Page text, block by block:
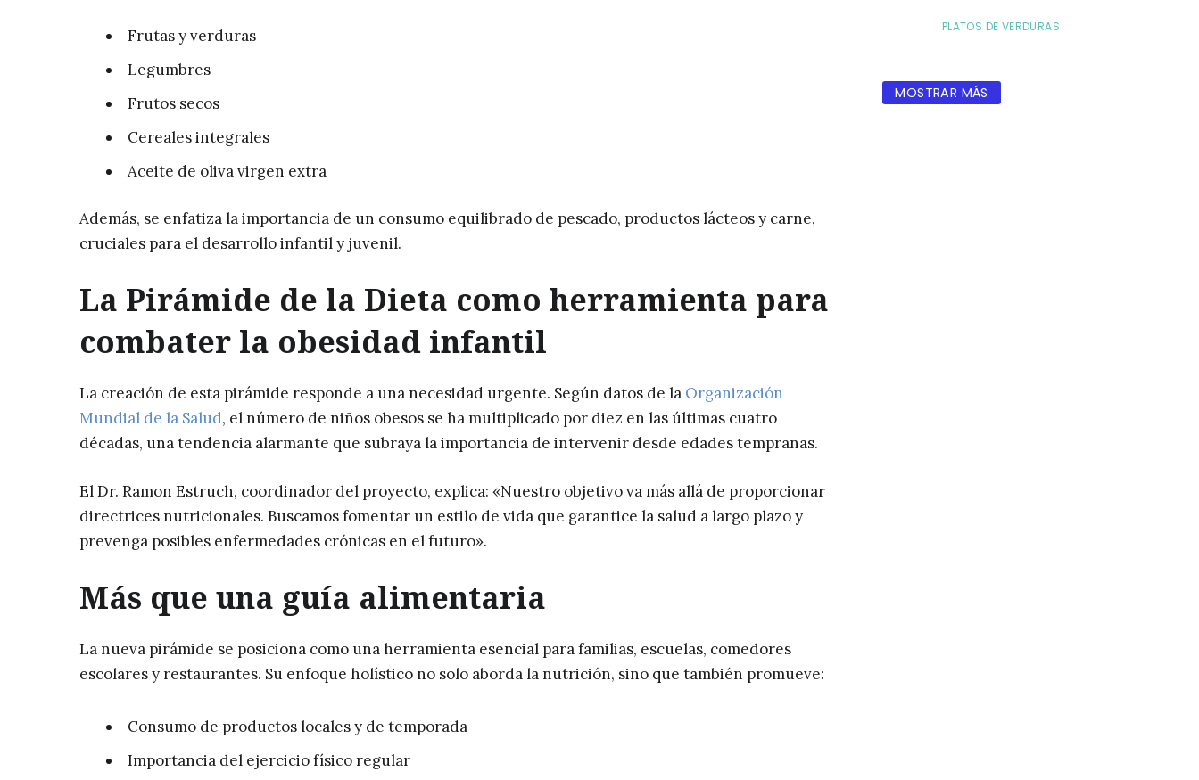
Frutas y verduras
Legumbres
Frutos secos
Cereales integrales
Aceite de oliva virgen extra
Además, se enfatiza la importancia de un consumo equilibrado de pescado, productos lácteos y carne,
cruciales para el desarrollo infantil y juvenil.
La Pirámide de la Dieta como herramienta para
combater la obesidad infantil
La creación de esta pirámide responde a una necesidad urgente. Según datos de la Organización
Mundial de la Salud, el número de niños obesos se ha multiplicado por diez en las últimas cuatro
décadas, una tendencia alarmante que subraya la importancia de intervenir desde edades tempranas.
El Dr. Ramon Estruch, coordinador del proyecto, explica: «Nuestro objetivo va más allá de proporcionar
directrices nutricionales. Buscamos fomentar un estilo de vida que garantice la salud a largo plazo y
prevenga posibles enfermedades crónicas en el futuro».
Más que una guía alimentaria
La nueva pirámide se posiciona como una herramienta esencial para familias, escuelas, comedores
escolares y restaurantes. Su enfoque holístico no solo aborda la nutrición, sino que también promueve:
Consumo de productos locales y de temporada
Importancia del ejercicio físico regular
PLATOS DE VERDURAS
MOSTRAR MÁS